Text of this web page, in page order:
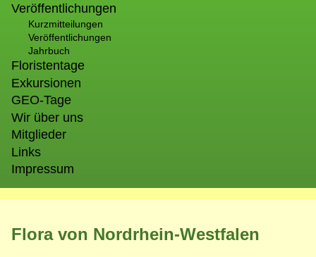
Veröffentlichungen
Kurzmitteilungen
Veröffentlichungen
Jahrbuch
Floristentage
Exkursionen
GEO-Tage
Wir über uns
Mitglieder
Links
Impressum
Flora von Nordrhein-Westfalen